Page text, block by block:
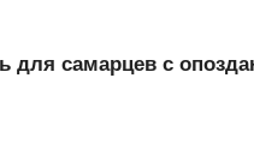
для самарцев с